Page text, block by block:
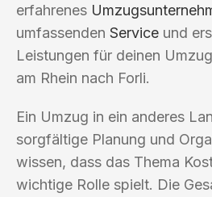
erfahrenes
umfassenden Service und
Leistungen für deinen
am Rhein nach Forli.
Ein Umzug in ein anderes
sorgfältige Planung und
wissen, dass das Thema
wichtige Rolle spielt. Die